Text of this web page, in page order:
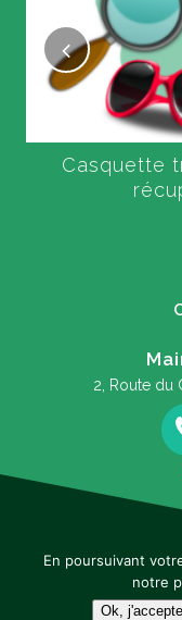
Casquette
2, Route du
En poursuivant
notre
Ok,